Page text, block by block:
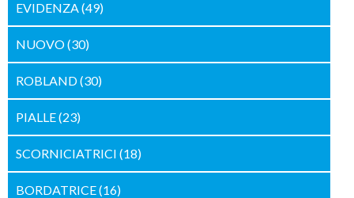
EVIDENZA (49)
NUOVO(30)
ROBLAND(30)
PIALLE(23)
SCORNICIATRICI (18)
BORDATRICE(16)